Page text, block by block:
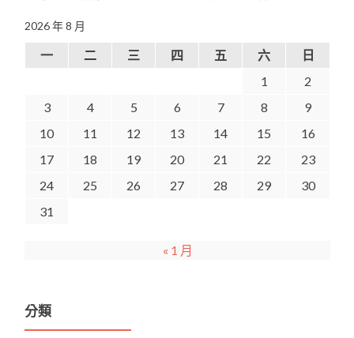
2026 年 8 月
一 二 三 四 五 六
日
1
2
3
4 5 6 7 8
9
10
11 12 13 14 15
16
17
18 19 20 21 22
23
24
25 26 27 28 29
30
31
« 1 月
分類